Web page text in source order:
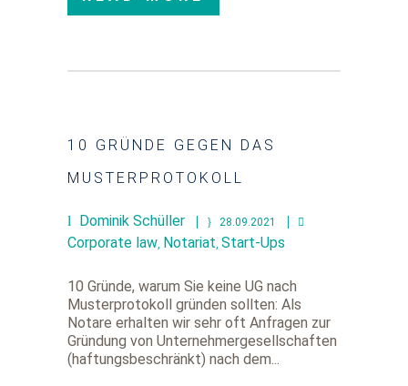
10 GRÜNDE GEGEN DAS
MUSTERPROTOKOLL
Dominik Schüller 28.09.2021
Corporate law, Notariat, Start-Ups
10 Gründe, warum Sie keine UG nach
Musterprotokoll gründen sollten: Als
Notare erhalten wir sehr oft Anfragen zur
Gründung von Unternehmergesellschaften
(haftungsbeschränkt) nach dem...